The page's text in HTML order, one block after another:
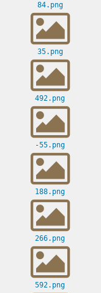
84.png
35.png
492.png
-55.png
188.png
266.png
592.png